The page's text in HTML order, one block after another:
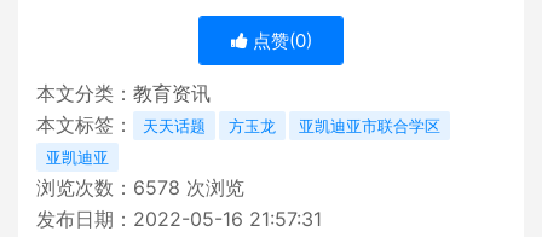
点赞(0)
本文分类： 教育资讯
本文标签：
天天话题 方玉龙
亚凯迪亚市联合学区
亚凯迪亚
浏览次数： 6578 次浏览
发布日期：2022-05-16 21:57:31